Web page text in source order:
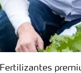
Fertilizantes